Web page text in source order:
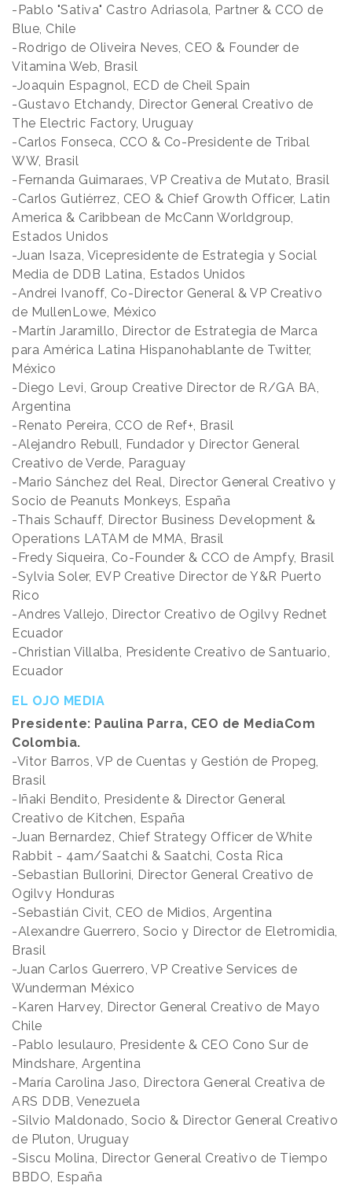
-Pablo "Sativa" Castro Adriasola, Partner & CCO de
Blue, Chile
-Rodrigo de Oliveira Neves, CEO & Founder de
Vitamina Web, Brasil
-Joaquin Espagnol, ECD de Cheil Spain
-Gustavo Etchandy, Director General Creativo de
The Electric Factory, Uruguay
-Carlos Fonseca, CCO & Co-Presidente de Tribal
WW, Brasil
-Fernanda Guimaraes, VP Creativa de Mutato, Brasil
-Carlos Gutiérrez, CEO & Chief Growth Officer, Latin
America & Caribbean de McCann Worldgroup,
Estados Unidos
-Juan Isaza, Vicepresidente de Estrategia y Social
Media de DDB Latina, Estados Unidos
-Andrei Ivanoff, Co-Director General & VP Creativo
de MullenLowe, México
-Martín Jaramillo, Director de Estrategia de Marca
para América Latina Hispanohablante de Twitter,
México
-Diego Levi, Group Creative Director de R/GA BA,
Argentina
-Renato Pereira, CCO de Ref+, Brasil
-Alejandro Rebull, Fundador y Director General
Creativo de Verde, Paraguay
-Mario Sánchez del Real, Director General Creativo y
Socio de Peanuts Monkeys, España
-Thais Schauff, Director Business Development &
Operations LATAM de MMA, Brasil
-Fredy Siqueira, Co-Founder & CCO de Ampfy, Brasil
-Sylvia Soler, EVP Creative Director de Y&R Puerto
Rico
-Andres Vallejo, Director Creativo de Ogilvy Rednet
Ecuador
-Christian Villalba, Presidente Creativo de Santuario,
Ecuador
EL OJO MEDIA
Presidente: Paulina Parra, CEO de MediaCom
Colombia.
-Vitor Barros, VP de Cuentas y Gestión de Propeg,
Brasil
-Iñaki Bendito, Presidente & Director General
Creativo de Kitchen, España
-Juan Bernardez, Chief Strategy Officer de White
Rabbit - 4am/Saatchi & Saatchi, Costa Rica
-Sebastian Bullorini, Director General Creativo de
Ogilvy Honduras
-Sebastián Civit, CEO de Midios, Argentina
-Alexandre Guerrero, Socio y Director de Eletromidia,
Brasil
-Juan Carlos Guerrero, VP Creative Services de
Wunderman México
-Karen Harvey, Director General Creativo de Mayo
Chile
-Pablo Iesulauro, Presidente & CEO Cono Sur de
Mindshare, Argentina
-María Carolina Jaso, Directora General Creativa de
ARS DDB, Venezuela
-Silvio Maldonado, Socio & Director General Creativo
de Pluton, Uruguay
-Siscu Molina, Director General Creativo de Tiempo
BBDO, España